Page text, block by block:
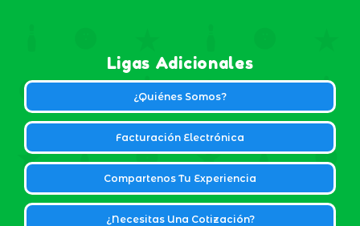
Ligas Adicionales
¿Quiénes Somos?
Facturación Electrónica
Compartenos Tu Experiencia
¿Necesitas Una Cotización?